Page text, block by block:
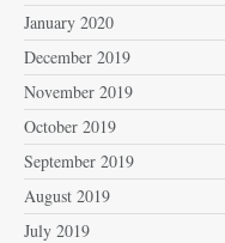
January 2020
December 2019
November 2019
October 2019
September 2019
August 2019
July 2019